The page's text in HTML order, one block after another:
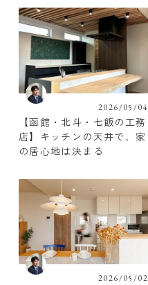
2026/05/04
【函館・北斗・七飯の工務
店】キッチンの天井で、家
の居心地は決まる
2026/05/02